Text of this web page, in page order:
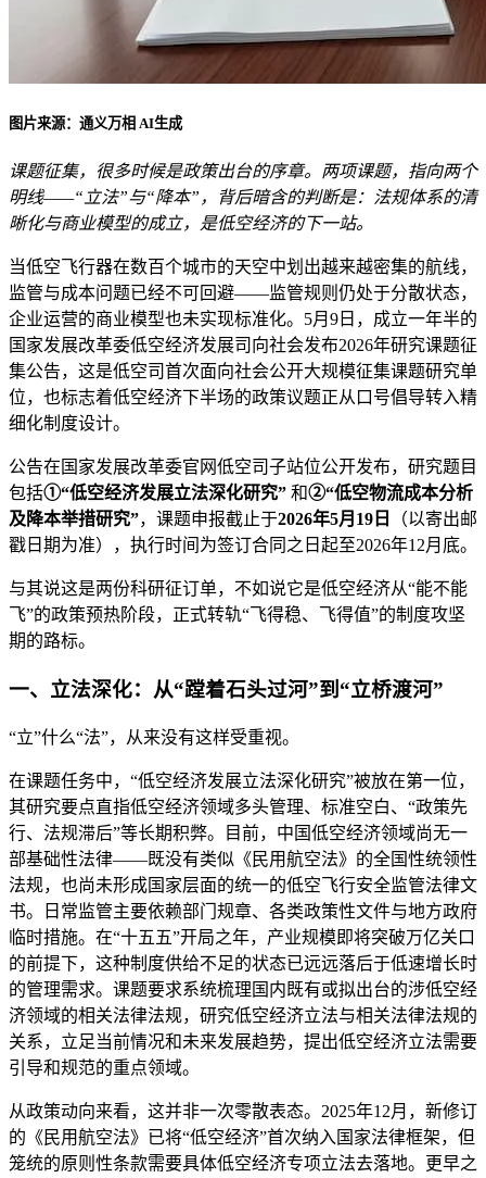
图片来源：通义万相 AI生成
课题征集，很多时候是政策出台的序章。两项课题，指向两个
明线——“立法”与“降本”，背后暗含的判断是：法规体系的清
晰化与商业模型的成立，是低空经济的下一站。
当低空飞行器在数百个城市的天空中划出越来越密集的航线，
监管与成本问题已经不可回避——监管规则仍处于分散状态，
企业运营的商业模型也未实现标准化。5月9日，成立一年半的
国家发展改革委低空经济发展司向社会发布2026年研究课题征
集公告，这是低空司首次面向社会公开大规模征集课题研究单
位，也标志着低空经济下半场的政策议题正从口号倡导转入精
细化制度设计。
公告在国家发展改革委官网低空司子站位公开发布，研究题目
包括①“低空经济发展立法深化研究” 和②“低空物流成本分析
及降本举措研究”，课题申报截止于2026年5月19日
（以寄出邮
戳日期为准），执行时间为签订合同之日起至2026年12月底。
与其说这是两份科研征订单，不如说它是低空经济从“能不能
飞”的政策预热阶段，正式转轨“飞得稳、飞得值”的制度攻坚
期的路标。
一、立法深化：从“蹚着石头过河”到“立桥渡河”
“立”什么“法”，从来没有这样受重视。
在课题任务中，“低空经济发展立法深化研究”被放在第一位，
其研究要点直指低空经济领域多头管理、标准空白、“政策先
行、法规滞后”等长期积弊。目前，中国低空经济领域尚无一
部基础性法律——既没有类似《民用航空法》的全国性统领性
法规，也尚未形成国家层面的统一的低空飞行安全监管法律文
书。日常监管主要依赖部门规章、各类政策性文件与地方政府
临时措施。在“十五五”开局之年，产业规模即将突破万亿关口
的前提下，这种制度供给不足的状态已远远落后于低速增长时
的管理需求。课题要求系统梳理国内既有或拟出台的涉低空经
济领域的相关法律法规，研究低空经济立法与相关法律法规的
关系，立足当前情况和未来发展趋势，提出低空经济立法需要
引导和规范的重点领域。
从政策动向来看，这并非一次零散表态。2025年12月，新修订
的《民用航空法》已将“低空经济”首次纳入国家法律框架，但
笼统的原则性条款需要具体低空经济专项立法去落地。更早之